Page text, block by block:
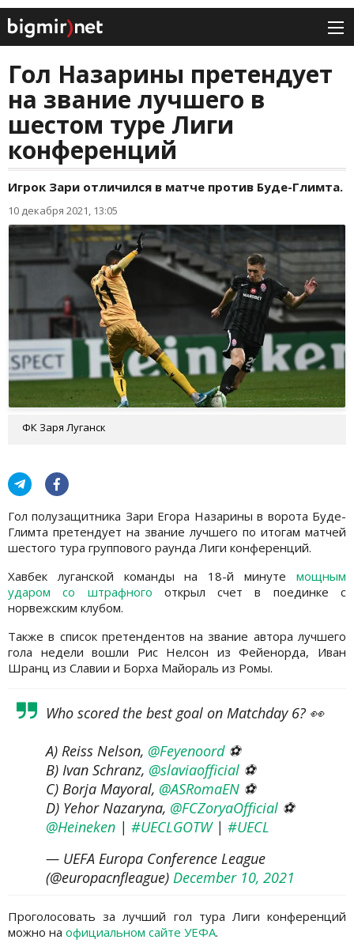
Гол Назарины претендует
на звание лучшего в
шестом туре Лиги
конференций
Игрок Зари отличился в матче против Буде-Глимта.
10 декабря 2021, 13:05
ФК Заря Луганск
Гол полузащитника Зари Егора Назарины в ворота Буде-
Глимта претендует на звание лучшего по итогам матчей
шестого тура группового раунда Лиги конференций.
Хавбек луганской команды на 18-й минуте мощным
ударом со штрафного открыл счет в поединке с
норвежским клубом.
Также в список претендентов на звание автора лучшего
гола недели вошли Рис Нелсон из Фейенорда, Иван
Шранц из Славии и Борха Майораль из Ромы.
Who scored the best goal on Matchday 6? 👀
A) Reiss Nelson, @Feyenoord⚽️
B) Ivan Schranz, @slaviaofficial ⚽️
C) Borja Mayoral, @ASRomaEN ⚽️
D) Yehor Nazaryna, @FCZoryaOfficial ⚽️
@Heineken | #UECLGOTW| #UECL
— UEFA Europa Conference League
(@europacnfleague) December 10, 2021
Проголосовать за лучший гол тура Лиги конференций
можно на официальном сайте УЕФА.